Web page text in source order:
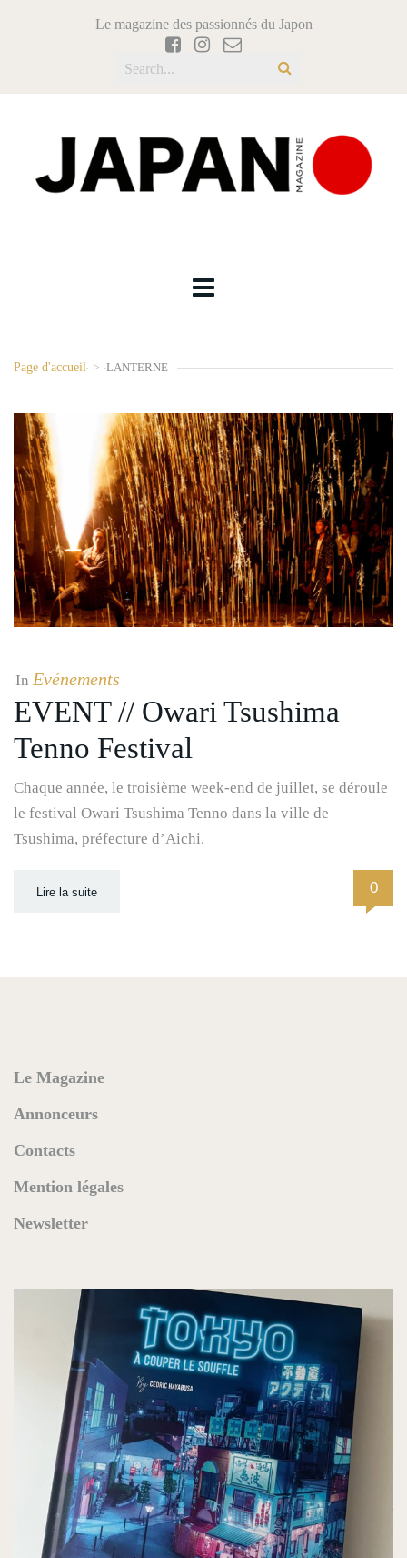
Le magazine des passionnés du Japon
Page d'accueil > LANTERNE
In Evénements
EVENT // Owari Tsushima
Tenno Festival
Chaque année, le troisième week-end de juillet, se déroule
le festival Owari Tsushima Tenno dans la ville de
Tsushima, préfecture d’Aichi.
Lire la suite 0
Le Magazine
Annonceurs
Contacts
Mention légales
Newsletter